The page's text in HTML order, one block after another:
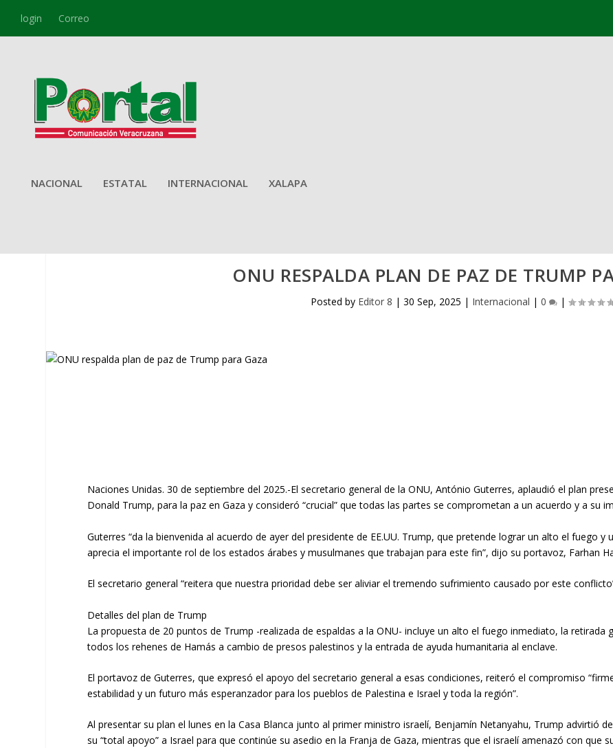
login Correo
NACIONAL ESTATAL INTERNACIONAL XALAPA
ONU RESPALDA PLAN DE PAZ DE TRUMP
Posted by Editor 8 | 30 Sep, 2025 | Internacional | 0 |
Naciones Unidas. 30 de septiembre del 2025.-El secretario general de la ONU, António Guterres, aplaudió el plan
Donald Trump, para la paz en Gaza y consideró “crucial” que todas las partes se comprometan a un acuerdo y a su
Guterres “da la bienvenida al acuerdo de ayer del presidente de EE.UU. Trump, que pretende lograr un alto el fuego y
aprecia el importante rol de los estados árabes y musulmanes que trabajan para este fin”, dijo su portavoz, Farhan
El secretario general “reitera que nuestra prioridad debe ser aliviar el tremendo sufrimiento causado por este
Detalles del plan de Trump
La propuesta de 20 puntos de Trump -realizada de espaldas a la ONU- incluye un alto el fuego inmediato, la retirada
todos los rehenes de Hamás a cambio de presos palestinos y la entrada de ayuda humanitaria al enclave.
El portavoz de Guterres, que expresó el apoyo del secretario general a esas condiciones, reiteró el compromiso
estabilidad y un futuro más esperanzador para los pueblos de Palestina e Israel y toda la región”.
Al presentar su plan el lunes en la Casa Blanca junto al primer ministro israelí, Benjamín Netanyahu, Trump advirtió
su “total apoyo” a Israel para que continúe su asedio en la Franja de Gaza, mientras que el israelí amenazó con que